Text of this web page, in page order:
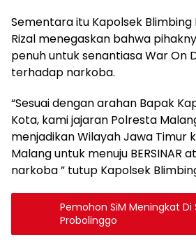
Sementara itu Kapolsek Blimbing
Rizal menegaskan bahwa
penuh untuk senantiasa War On
terhadap narkoba.
“Sesuai dengan arahan Bapak
Kota, kami jajaran Polresta
menjadikan Wilayah Jawa Timur
Malang untuk menuju BERSINAR
narkoba ” tutup Kapolsek
Pemohon SiM Meningkat Di
Probolinggo